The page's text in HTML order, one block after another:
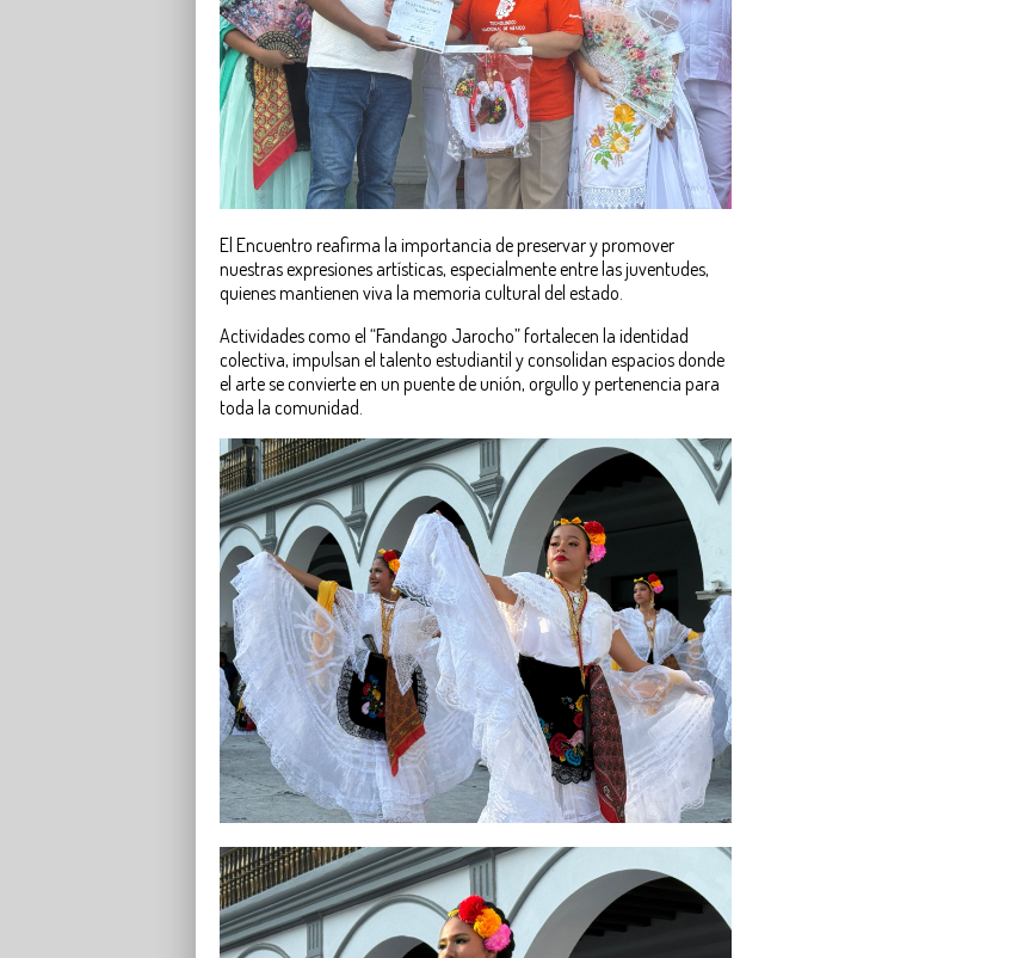
El Encuentro reafirma la importancia de preservar y promover
nuestras expresiones artísticas, especialmente entre las juventudes,
quienes mantienen viva la memoria cultural del estado.
Actividades como el “Fandango Jarocho” fortalecen la identidad
colectiva, impulsan el talento estudiantil y consolidan espacios donde
el arte se convierte en un puente de unión, orgullo y pertenencia para
toda la comunidad.